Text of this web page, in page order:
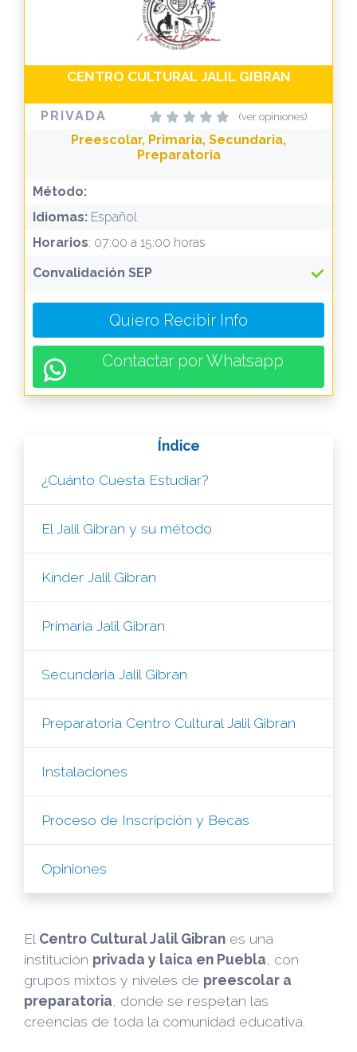
CENTRO CULTURAL JALIL GIBRAN
PRIVADA (ver opiniones)
Preescolar, Primaria, Secundaria,
Preparatoria
Método:
Idiomas: Español
Horarios: 07:00 a 15:00 horas
Convalidación SEP
Quiero Recibir Info
Contactar por Whatsapp
Índice
¿Cuánto Cuesta Estudiar?
El Jalil Gibran y su método
Kínder Jalil Gibran
Primaria Jalil Gibran
Secundaria Jalil Gibran
Preparatoria Centro Cultural Jalil Gibran
Instalaciones
Proceso de Inscripción y Becas
Opiniones
El Centro Cultural Jalil Gibran es una
institución privada y laica en Puebla , con
grupos mixtos y niveles de preescolar a
preparatoria , donde se respetan las
creencias de toda la comunidad educativa.